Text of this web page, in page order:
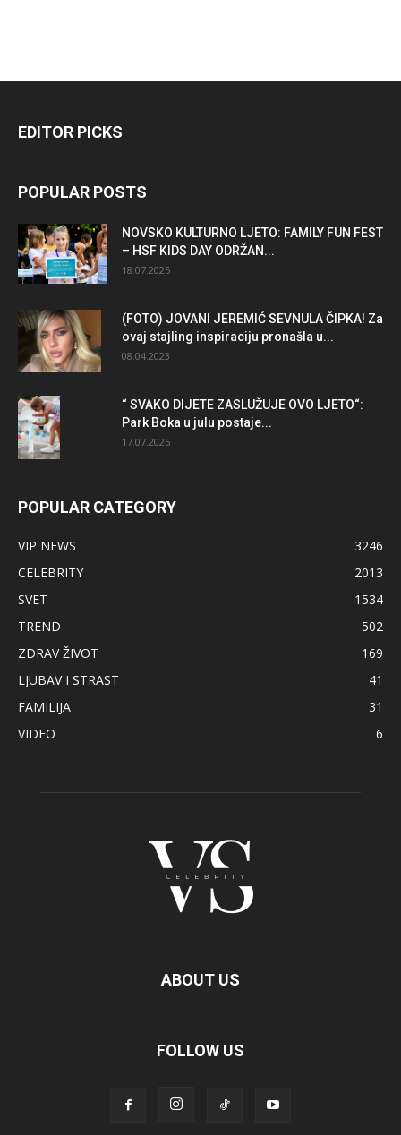
EDITOR PICKS
POPULAR POSTS
NOVSKO KULTURNO LJETO: FAMILY FUN FEST
– HSF KIDS DAY ODRŽAN...
18.07.2025
(FOTO) JOVANI JEREMIĆ SEVNULA ČIPKA! Za
ovaj stajling inspiraciju pronašla u...
08.04.2023
“ SVAKO DIJETE ZASLUŽUJE OVO LJETO“:
Park Boka u julu postaje...
17.07.2025
POPULAR CATEGORY
VIP NEWS
3246
CELEBRITY
2013
SVET
1534
TREND
502
ZDRAV ŽIVOT
169
LJUBAV I STRAST
41
FAMILIJA
31
VIDEO
6
ABOUT US
FOLLOW US